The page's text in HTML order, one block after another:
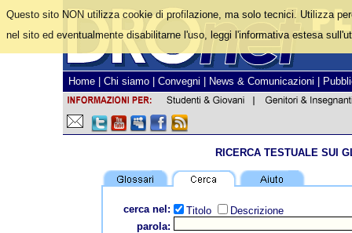
Home Chi siamo Convegni News & Comunicazioni
RICERCA TESTUALE SUI
cerca nel: Titolo
Descrizione
parola:
Questo sito NON utilizza cookie di profilazione, ma solo tecnici. Utilizza
nel sito ed eventualmente disabilitarne l'uso, leggi l'informativa estesa